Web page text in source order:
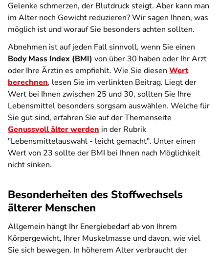
Gelenke schmerzen, der Blutdruck steigt. Aber kann man
im Alter noch Gewicht reduzieren? Wir sagen Ihnen, was
möglich ist und worauf Sie besonders achten sollten.
Abnehmen ist auf jeden Fall sinnvoll, wenn Sie einen
Body Mass Index (BMI) von über 30 haben oder Ihr Arzt
oder Ihre Ärztin es empfiehlt. Wie Sie diesen Wert
berechnen, lesen Sie im verlinkten Beitrag. Liegt der
Wert bei Ihnen zwischen 25 und 30, sollten Sie Ihre
Lebensmittel besonders sorgsam auswählen. Welche für
Sie gut sind, erfahren Sie auf der Themenseite
Genussvoll älter werden in der Rubrik
"Lebensmittelauswahl - leicht gemacht". Unter einen
Wert von 23 sollte der BMI bei Ihnen nach Möglichkeit
nicht sinken.
Besonderheiten des Stoffwechsels
älterer Menschen
Allgemein hängt Ihr Energiebedarf ab von Ihrem
Körpergewicht, Ihrer Muskelmasse und davon, wie viel
Sie sich bewegen. In höherem Alter verbraucht der